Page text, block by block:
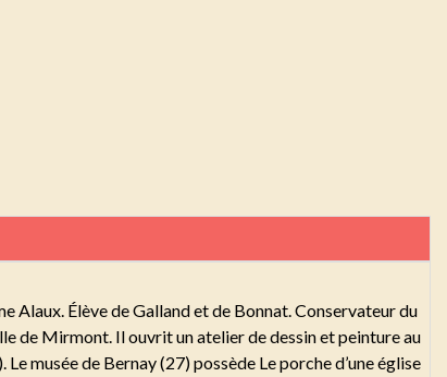
Élève de Galland et de Bonnat. Conservateur du
de Mirmont. Il ouvrit un atelier de dessin et peinture au
musée de Bernay (27) possède Le porche d’une église